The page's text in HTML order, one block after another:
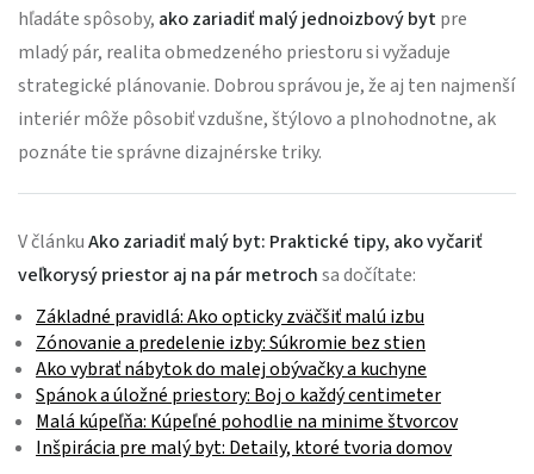
hľadáte spôsoby, ako zariadiť malý jednoizbový bytpre
mladý pár, realita obmedzeného priestoru si vyžaduje
strategické plánovanie. Dobrou správou je, že aj ten najmenší
interiér môže pôsobiť vzdušne, štýlovo a plnohodnotne, ak
poznáte tie správne dizajnérske triky.
V článkuAko zariadiť malý byt: Praktické tipy, ako vyčariť
veľkorysý priestor aj na pár metrochsa dočítate:
Základné pravidlá: Ako opticky zväčšiť malú izbu
Zónovanie a predelenie izby: Súkromie bez stien
Ako vybrať nábytok do malej obývačky a kuchyne
Spánok a úložné priestory: Boj o každý centimeter
Malá kúpeľňa: Kúpeľné pohodlie na minime štvorcov
Inšpirácia pre malý byt: Detaily, ktoré tvoria domov